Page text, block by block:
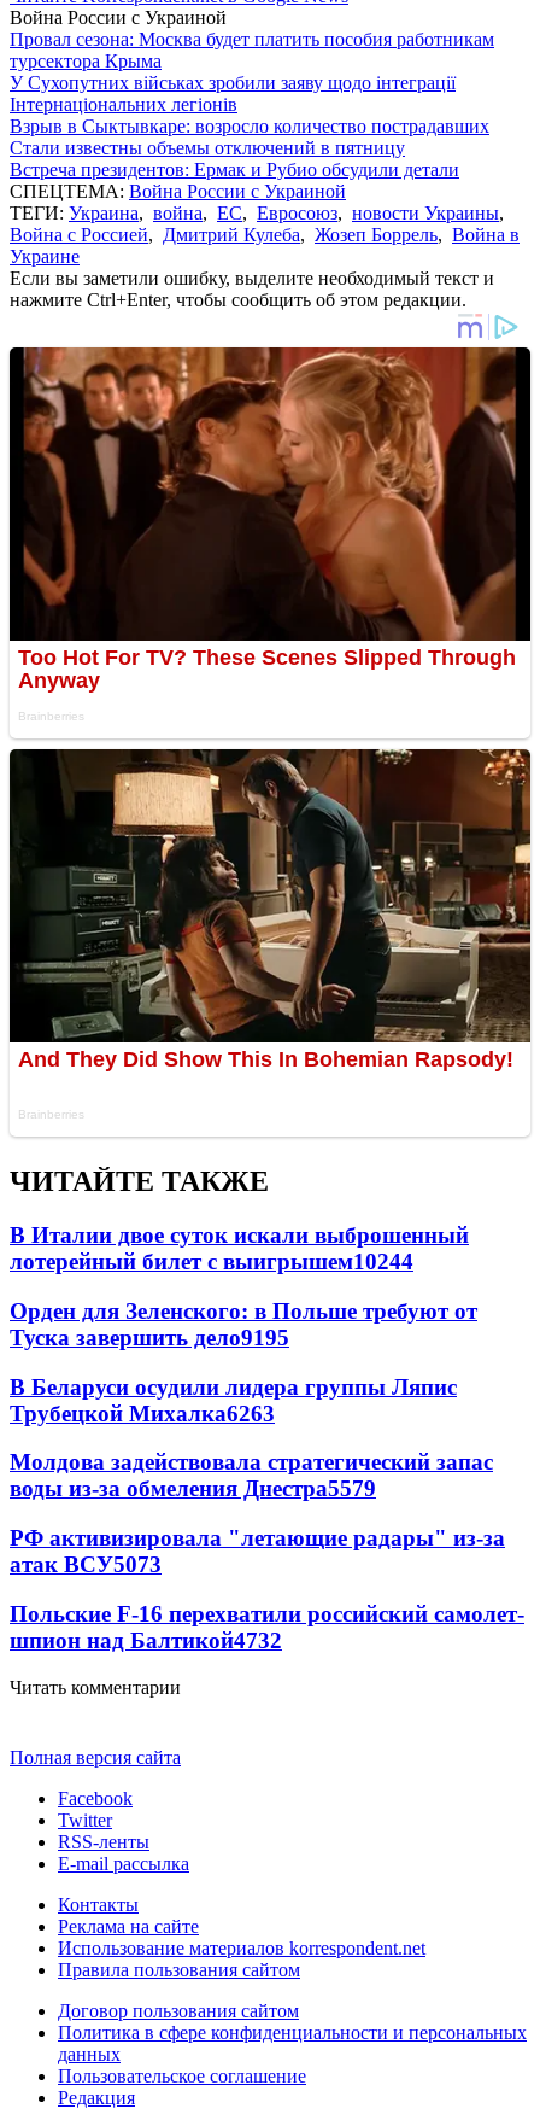
Война России с Украиной
Провал сезона: Москва будет платить пособия работникам
турсектора Крыма
У Сухопутних військах зробили заяву щодо інтеграції
Інтернаціональних легіонів
Взрыв в Сыктывкаре: возросло количество пострадавших
Стали известны объемы отключений в пятницу
Встреча президентов: Ермак и Рубио обсудили детали
СПЕЦТЕМА: Война России с Украиной
ТЕГИ: Украина, война, ЕС, Евросоюз, новости Украины,
Война с Россией, Дмитрий Кулеба, Жозеп Боррель, Война в
Украине
Если вы заметили ошибку, выделите необходимый текст и
нажмите Ctrl+Enter, чтобы сообщить об этом редакции.
ЧИТАЙТЕ ТАКЖЕ
В Италии двое суток искали выброшенный
лотерейный билет с выигрышем10244
Орден для Зеленского: в Польше требуют от
Туска завершить дело9195
В Беларуси осудили лидера группы Ляпис
Трубецкой Михалка6263
Молдова задействовала стратегический запас
воды из-за обмеления Днестра5579
РФ активизировала "летающие радары" из-за
атак ВСУ5073
Польские F-16 перехватили российский самолет-
шпион над Балтикой4732
Читать комментарии
Полная версия сайта
Facebook
Twitter
RSS-ленты
E-mail рассылка
Контакты
Реклама на сайте
Использование материалов korrespondent.net
Правила пользования сайтом
Договор пользования сайтом
Политика в сфере конфиденциальности и персональных
данных
Пользовательское соглашение
Редакция